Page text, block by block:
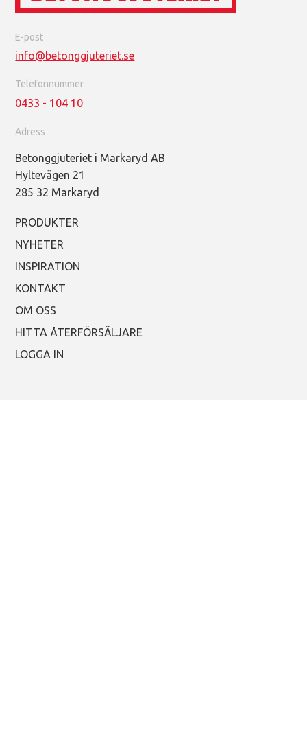
E-post
info@betonggjuteriet.se
Telefonnummer
0433 - 104 10
Adress
Betonggjuteriet i Markaryd AB
Hyltevägen 21
285 32 Markaryd
PRODUKTER
NYHETER
INSPIRATION
KONTAKT
OM OSS
HITTA ÅTERFÖRSÄLJARE
LOGGA IN